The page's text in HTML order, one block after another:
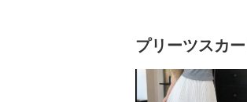
プリーツスカー